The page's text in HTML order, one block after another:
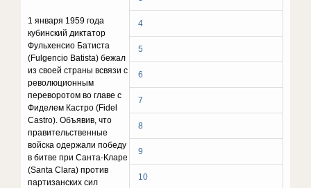
4
5
6
7
8
9
10
1 января 1959 года
кубинский диктатор
Фульхенсио Батиста
(Fulgencio Batista) бежал
из своей страны всвязи с
революционным
переворотом во главе с
Фиделем Кастро (Fidel
Castro). Объявив, что
правительственные
войска одержали победу
в битве при Санта-Кларе
(Santa Clara) против
партизанских сил